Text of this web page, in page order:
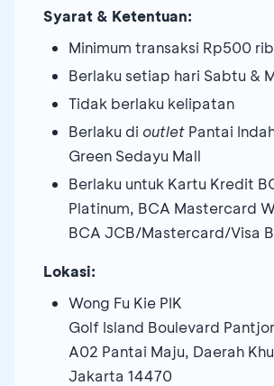
Syarat & Ketentuan:
Minimum transaksi Rp500
Berlaku setiap hari Sabtu &
Tidak berlaku kelipatan
Berlaku di outlet Pantai
Green Sedayu Mall
Berlaku untuk Kartu Kredit
Platinum, BCA Mastercard
BCA JCB/Mastercard/Visa
Lokasi:
Wong Fu Kie PIK
Golf Island Boulevard
A02 Pantai Maju, Daerah
Jakarta 14470